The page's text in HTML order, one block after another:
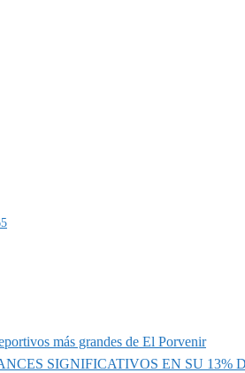
más grandes de El Porvenir
SIGNIFICATIVOS EN SU 13%